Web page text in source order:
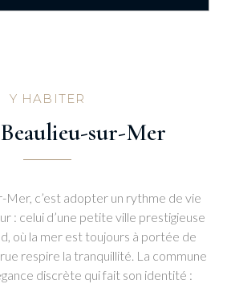
Y HABITER
sur-Mer
Mer, c’est adopter un rythme de vie
: celui d’une petite ville prestigieuse
où la mer est toujours à portée de
respire la tranquillité. La commune
discrète qui fait son identité :